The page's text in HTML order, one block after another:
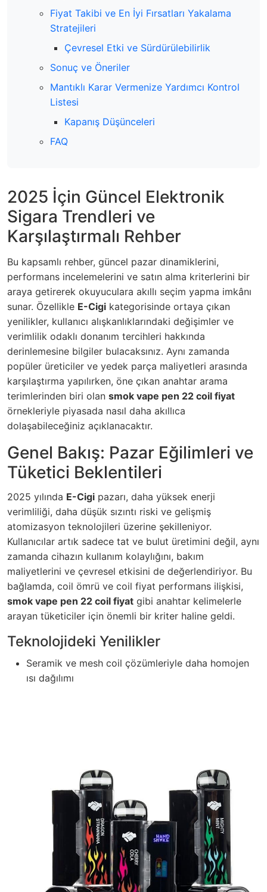
Fiyat Takibi ve En İyi Fırsatları Yakalama
Stratejileri
Çevresel Etki ve Sürdürülebilirlik
Sonuç ve Öneriler
Mantıklı Karar Vermenize Yardımcı Kontrol
Listesi
Kapanış Düşünceleri
FAQ
2025 İçin Güncel Elektronik
Sigara Trendleri ve
Karşılaştırmalı Rehber
Bu kapsamlı rehber, güncel pazar dinamiklerini,
performans incelemelerini ve satın alma kriterlerini bir
araya getirerek okuyuculara akıllı seçim yapma imkânı
sunar. Özellikle E-Cigi kategorisinde ortaya çıkan
yenilikler, kullanıcı alışkanlıklarındaki değişimler ve
verimlilik odaklı donanım tercihleri hakkında
derinlemesine bilgiler bulacaksınız. Aynı zamanda
popüler üreticiler ve yedek parça maliyetleri arasında
karşılaştırma yapılırken, öne çıkan anahtar arama
terimlerinden biri olan smok vape pen 22 coil fiyat
örnekleriyle piyasada nasıl daha akıllıca
dolaşabileceğiniz açıklanacaktır.
Genel Bakış: Pazar Eğilimleri ve
Tüketici Beklentileri
2025 yılında E-Cigi pazarı, daha yüksek enerji
verimliliği, daha düşük sızıntı riski ve gelişmiş
atomizasyon teknolojileri üzerine şekilleniyor.
Kullanıcılar artık sadece tat ve bulut üretimini değil, aynı
zamanda cihazın kullanım kolaylığını, bakım
maliyetlerini ve çevresel etkisini de değerlendiriyor. Bu
bağlamda, coil ömrü ve coil fiyat performans ilişkisi,
smok vape pen 22 coil fiyat gibi anahtar kelimelerle
arayan tüketiciler için önemli bir kriter haline geldi.
Teknolojideki Yenilikler
Seramik ve mesh coil çözümleriyle daha homojen
ısı dağılımı